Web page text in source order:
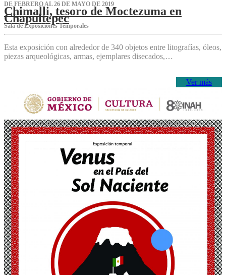
DE FEBRERO AL 26 DE MAYO DE 2019
Chimalli, tesoro de Moctezuma en
Chapultepec
Sala de Exposiciones Temporales
Esta exposición con alrededor de 340 objetos entre litografías, óleos,
piezas arqueológicas, armas, ejemplares disecados,…
Ver más